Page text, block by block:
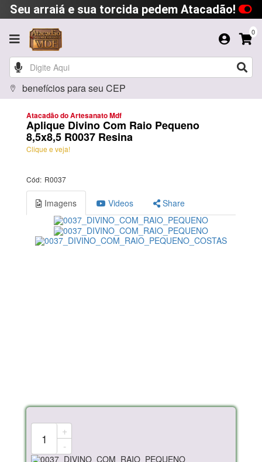
Seu arraiá e sua torcida pedem Atacadão!
0
benefícios para seu CEP
Atacadão do Artesanato Mdf
Aplique Divino Com Raio Pequeno
8,5x8,5 R0037 Resina
Clique e veja!
Cód: R0037
Imagens Videos Share
+
-